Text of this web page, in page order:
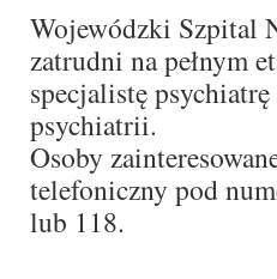
Wojewódzki Szpital
zatrudni na pełnym
specjalistę
psychiatrii.
Osoby
telefoniczny pod
lub 118.